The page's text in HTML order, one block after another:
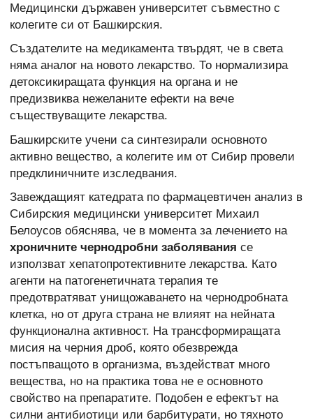
Медицински държавен университет съвместно с
колегите си от Башкирския.
Създателите на медикамента твърдят, че в света
няма аналог на новото лекарство. То нормализира
детоксикиращата функция на органа и не
предизвиква нежеланите ефекти на вече
съществуващите лекарства.
Башкирските учени са синтезирали основното
активно вещество, а колегите им от Сибир провели
предклиничните изследвания.
Завеждащият катедрата по фармацевтичен анализ в
Сибирския медицински университет Михаил
Белоусов обяснява, че в момента за лечението на
хроничните чернодробни заболявания се
използват хепатопротективните лекарства. Като
агенти на патогенетичната терапия те
предотвратяват унищожаването на чернодробната
клетка, но от друга страна не влияят на нейната
функционална активност. На трансформиращата
мисия на черния дроб, която обезврежда
постъпващото в организма, въздействат много
вещества, но на практика това не е основното
свойство на препаратите. Подобен е ефектът на
силни антибиотици или барбитурати, но тяхното